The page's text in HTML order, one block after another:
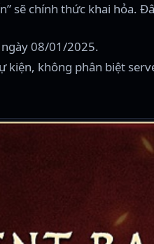
sẽ chính thức khai
08/01/2025.
kiện, không phân biệt